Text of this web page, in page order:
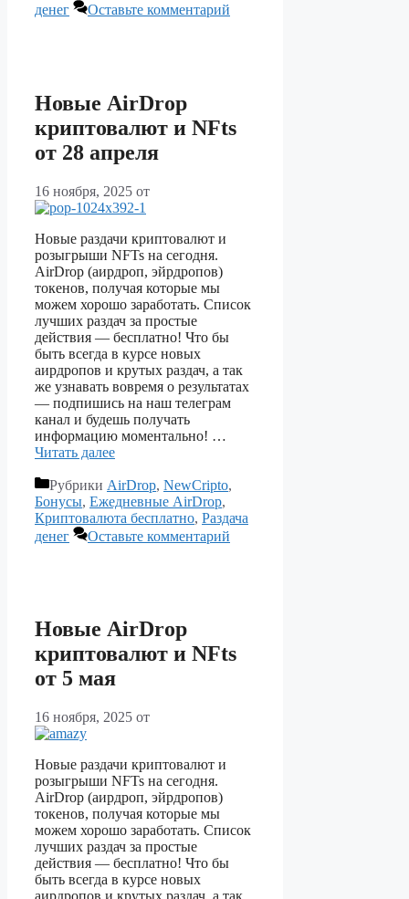
денег
Оставьте комментарий
Новые AirDrop
криптовалют и NFts
от 28 апреля
16 ноября, 2025 от
Новые раздачи криптовалют и
розыгрыши NFTs на сегодня.
AirDrop (аирдроп, эйрдропов)
токенов, получая которые мы
можем хорошо заработать. Список
лучших раздач за простые
действия — бесплатно! Что бы
быть всегда в курсе новых
аирдропов и крутых раздач, а так
же узнавать вовремя о результатах
— подпишись на наш телеграм
канал и будешь получать
информацию моментально! …
Читать далее
Рубрики AirDrop, NewCripto,
Бонусы, Ежедневные AirDrop,
Криптовалюта бесплатно, Раздача
денег
Оставьте комментарий
Новые AirDrop
криптовалют и NFts
от 5 мая
16 ноября, 2025 от
Новые раздачи криптовалют и
розыгрыши NFTs на сегодня.
AirDrop (аирдроп, эйрдропов)
токенов, получая которые мы
можем хорошо заработать. Список
лучших раздач за простые
действия — бесплатно! Что бы
быть всегда в курсе новых